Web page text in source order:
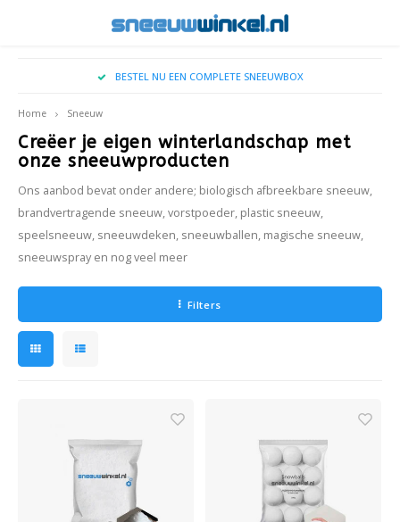
Hoofdmenu / sneeuw
Decoratie Sneeuw
Sneeuwdeken
Sneeuwspray
Hoofdmenu / vallende sneeuw
Indoor sneeuwval
Outdoor sneeuwval
Hoofdmenu / sprays
Sneeuwspray
Vorst Spray
Hoofdmenu / echte sneeuw
Toepassingen
Soorten sneeuw
Hoofdmenu / sneeuw op locatie
Wintereffecten voor Film & Televisie
Locaties & Entrees
Sneeuw voor Fotoshoots
Evenementen
Winter BBQ
Hoofdmenu / kerstboom sneeuw kopen
Nederlands
English
BESTEL NU EEN COMPLETE SNEEUWBOX
Home Sneeuw
Creëer je eigen winterlandschap met
onze sneeuwproducten
Ons aanbod bevat onder andere; biologisch afbreekbare sneeuw,
brandvertragende sneeuw, vorstpoeder, plastic sneeuw,
speelsneeuw, sneeuwdeken, sneeuwballen, magische sneeuw,
sneeuwspray en nog veel meer
Filters